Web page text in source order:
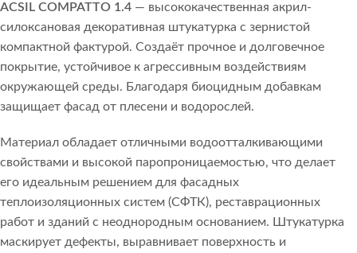
ACSIL COMPATTO 1.4 — высококачественная акрил-
силоксановая декоративная штукатурка с зернистой
компактной фактурой. Создаёт прочное и долговечное
покрытие, устойчивое к агрессивным воздействиям
окружающей среды. Благодаря биоцидным добавкам
защищает фасад от плесени и водорослей.
Материал обладает отличными водоотталкивающими
свойствами и высокой паропроницаемостью, что делает
его идеальным решением для фасадных
теплоизоляционных систем (СФТК), реставрационных
работ и зданий с неоднородным основанием. Штукатурка
маскирует дефекты, выравнивает поверхность и